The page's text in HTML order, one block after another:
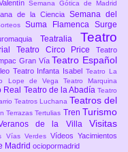
Semana Gótica de Madrid
de la Ciencia Semana del
Suma FlamencaSurge
Teatralia Teatro
Teatro Circo Price Teatro
Gran Vía Teatro Español
Teatro Infanta IsabelTeatro La
Lope de Vega Teatro Marquina
Real Teatro de la Abadía Teatro
Teatros Luchana Teatros del
TerrazasTertulias Tren Turismo
de la VillaVisitas
Vías Verdes VídeosYacimientos
Madrid ociopormadrid